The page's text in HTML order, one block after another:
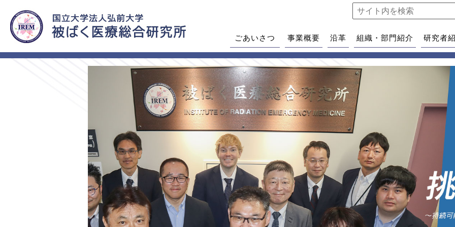
ごあいさつ 事業概要 沿革 組織・部門紹介 研究者